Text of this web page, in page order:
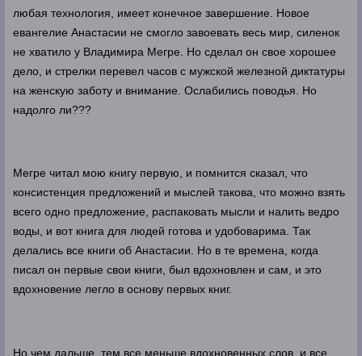
любая технология, имеет конечное завершение. Новое
евангелие Анастасии не смогло завоевать весь мир, силенок
не хватило у Владимира Мегре. Но сделал он свое хорошее
дело, и стрелки перевел часов с мужской железной диктатуры
на женскую заботу и внимание. Ослабились поводья. Но
надолго ли???
Мегре читал мою книгу первую, и помнится сказал, что
консистенция предложений и мыслей такова, что можно взять
всего одно предложение, распаковать мысли и налить ведро
воды, и вот книга для людей готова и удобоварима. Так
делались все книги об Анастасии. Но в те времена, когда
писал он первые свои книги, был вдохновлен и сам, и это
вдохновение легло в основу первых книг.
Но чем дальше, тем все меньше вдохновенных слов, и все